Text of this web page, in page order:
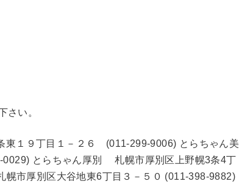
さい。
１９丁目１－２６ (011-299-9006) とらちゃん美
とらちゃん厚別 札幌市厚別区上野幌3条4丁
市厚別区大谷地東6丁目３－５０ (011-398-9882)